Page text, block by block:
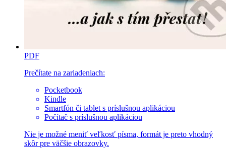
PDF
Prečítate na zariadeniach:
Pocketbook
Kindle
Smartfón či tablet s príslušnou aplikáciou
Počítač s príslušnou aplikáciou
Nie je možné meniť veľkosť písma, formát je preto vhodný
skôr pre väčšie obrazovky.